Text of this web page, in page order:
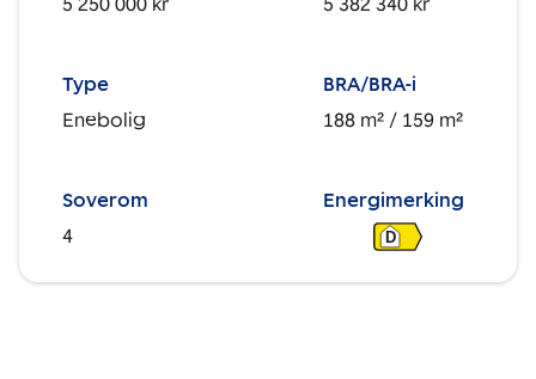
Type
Enebolig
BRA/BRA-i
188 m² / 159 m²
Soverom
4
Energimerking
D